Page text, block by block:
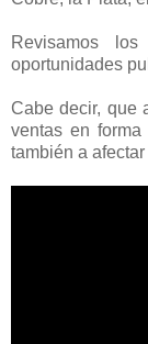
Revisamos
oportunidades
Cabe decir, que
ventas en forma
también a